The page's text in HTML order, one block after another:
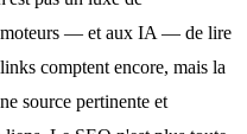
moteurs — et aux IA — de lire
comptent encore, mais la
source pertinente et